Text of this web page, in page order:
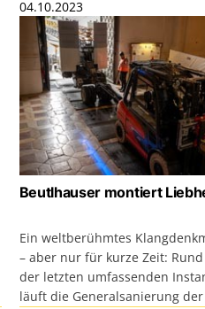
04.10.2023
Beutlhauser montiert
Ein weltberühmtes
– aber nur für kurze Zeit: Rund
der letzten umfassenden
läuft die Generalsanierung